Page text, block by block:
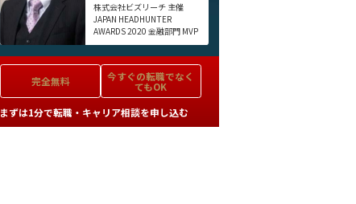
株式会社ビズリーチ 主催
JAPAN HEADHUNTER
AWARDS 2020 金融部門 MVP
完全無料 今すぐの転職でなく
てもOK
まずは1分で転職・キャリア相談を申し込む